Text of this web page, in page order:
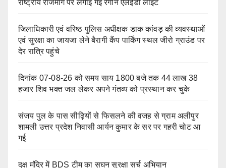
राष्ट्रीय राजमार्ग पर लगाई गई रंगीन एलईडी लाइटें
जिलाधिकारी एवं वरिष्ठ पुलिस अधीक्षक डाक कांवड़ की व्यवस्थाओं
एवं सुरक्षा का जायजा लेने बैरागी कैंप पार्किंग स्थल जीरो ग्राउंड पर
देर रात्रि पहुंचे
दिनांक 07-08-26 को समय साय 1800 बजे तक 44 लाख 38
हजार शिव भक्त जल लेकर अपने गंतव्य को प्रस्थान कर चुके
संजय पुल के पास सीढ़ियों से फिसलने की वजह से ग्राम अलीपुर
शामली उत्तर प्रदेश निवासी आर्यन कुमार के सर पर गहरी चोट आ
गई
दक्ष मंदिर में BDS टीम का सघन सुरक्षा सर्च अभियान